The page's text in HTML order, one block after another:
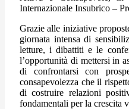
Internazionale Insubrico –
Grazie alle iniziative
giornata intensa di
letture, i dibattiti e le
l’opportunità di mettersi in
di confrontarsi con
consapevolezza che il
di costruire relazioni
fondamentali per la crescita